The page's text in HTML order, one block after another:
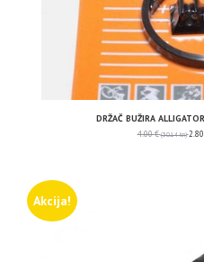
DRŽAČ BUŽIRA
4.00€ (30.14 kn) 2.80
Akcija!